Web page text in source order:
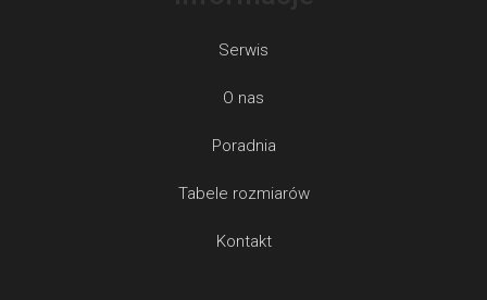
Serwis
O nas
Poradnia
Tabele rozmiarów
Kontakt